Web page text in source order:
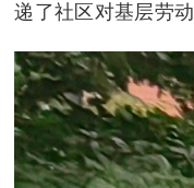
递了社区对基层劳